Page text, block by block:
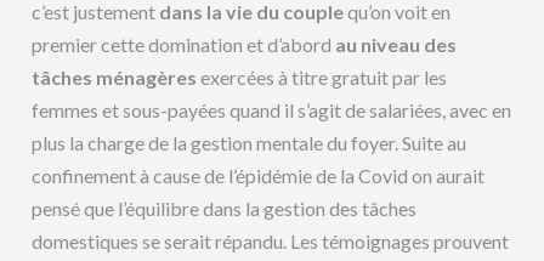
c’est justement dans la vie du couplequ’on voit en
premier cette domination et d’abord au niveau des
tâches ménagères exercées à titre gratuit par les
femmes et sous-payées quand il s’agit de salariées, avec en
plus la charge de la gestion mentale du foyer. Suite au
confinement à cause de l’épidémie de la Covid on aurait
pensé que l’équilibre dans la gestion des tâches
domestiques se serait répandu. Les témoignages prouvent